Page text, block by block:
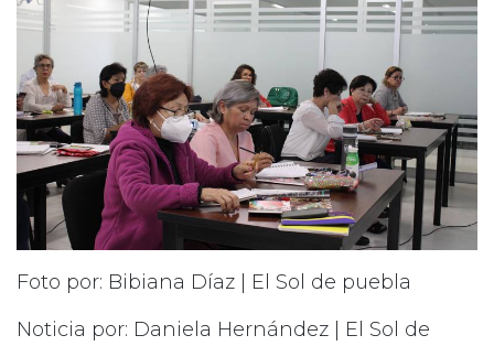
Foto por: Bibiana Díaz | El Sol de puebla
Noticia por: Daniela Hernández | El Sol de